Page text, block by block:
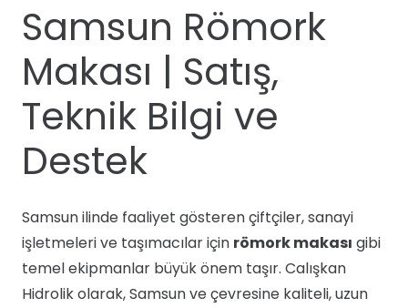
Samsun Römork
Makası | Satış,
Teknik Bilgi ve
Destek
Samsun ilinde faaliyet gösteren çiftçiler, sanayi
işletmeleri ve taşımacılar için römork makası gibi
temel ekipmanlar büyük önem taşır. Calışkan
Hidrolik olarak, Samsun ve çevresine kaliteli, uzun